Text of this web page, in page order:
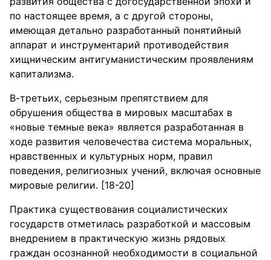
по настоящее время, а с другой стороны,
имеющая детально разработанный понятийный
аппарат и инструментарий противодействия
хищническим антигуманистическим проявлениям
капитализма.
В-третьих, серьезным препятствием для
обрушения общества в мировых масштабах в
«новые темные века» является разработанная в
ходе развития человечества система моральных,
нравственных и культурных норм, правил
поведения, религиозных учений, включая основные
мировые религии. [18-20]
Практика существования социалистических
государств отметилась разработкой и массовым
внедрением в практическую жизнь рядовых
граждан осознанной необходимости в социальной